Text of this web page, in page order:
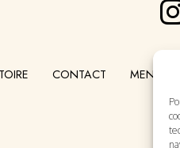
CONTACT